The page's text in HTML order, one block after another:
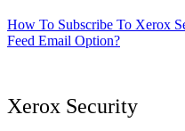
How To Subscribe To Xerox
Feed Email Option?
Xerox Security